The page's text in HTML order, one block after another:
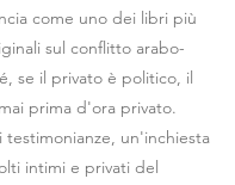
come uno dei libri più
sul conflitto arabo-
se il privato è politico, il
prima d'ora privato.
testimonianze, un'inchiesta
intimi e privati del